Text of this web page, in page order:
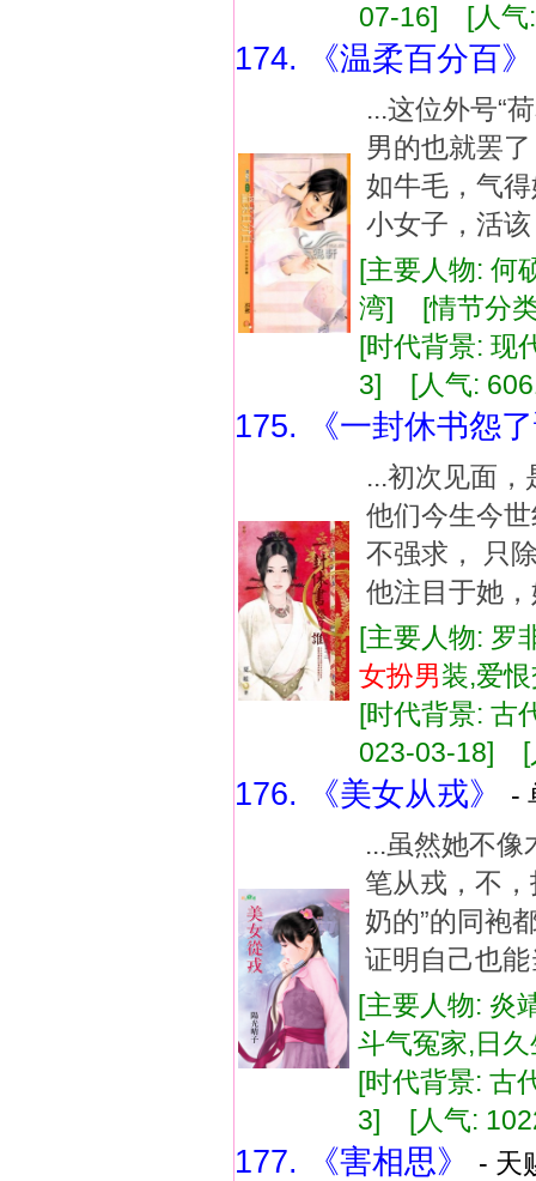
07-16] [人
174. 《温柔百分百》
...这位外号“
男的也就罢
如牛毛，气
小女子，活
[主要人物: 何
湾] [情节分
[时代背景:
3] [人气:
175. 《一封休书怨
...初次见面
他们今生今
不强求， 只
他注目于她
[主要人物:
女扮男装,爱
[时代背景:
023-03-18]
176. 《美女从戎》
-
...虽然她不像
笔从戎，不
奶的”的同袍
证明自己也
[主要人物:
斗气冤家,日
[时代背景:
3] [人气:
177. 《害相思》
- 天